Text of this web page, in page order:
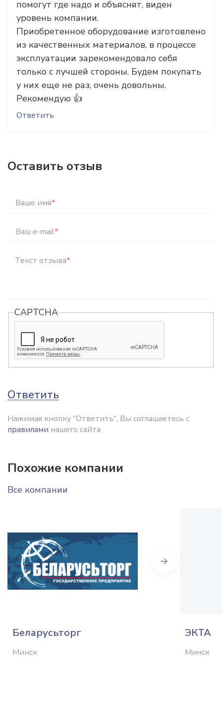
помогут где надо и объяснят, виден
уровень компании.
Приобретенное оборудование изготовлено
из качественных материалов, в процессе
эксплуатации зарекомендовало себя
только с лучшей стороны. Будем покупать
у них еще не раз, очень довольны.
Рекомендую 👍
Ответить
Оставить отзыв
Ваше имя*
Ваш e-mail*
Текст отзыва*
CAPTCHA
Ответить
Нажимая кнопку "Ответить", Вы соглашаетесь с
правилами нашего сайта
Похожие компании
Все компании
Беларусьторг
Минск
ЭКТА
Минск